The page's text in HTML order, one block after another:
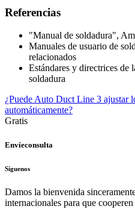
Referencias
"Manual de soldadura",
Manuales de usuario de
relacionados
Estándares y directrices de
soldadura
¿Puede Auto Duct Line 3 ajustar
automáticamente?
Gratis
Envíeconsulta
Síguenos
Damos la bienvenida
internacionales para que